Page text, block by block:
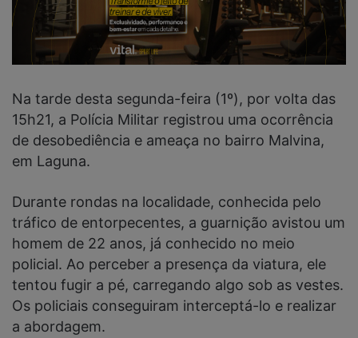
Na tarde desta segunda-feira (1º), por volta das
15h21, a Polícia Militar registrou uma ocorrência
de desobediência e ameaça no bairro Malvina,
em Laguna.
Durante rondas na localidade, conhecida pelo
tráfico de entorpecentes, a guarnição avistou um
homem de 22 anos, já conhecido no meio
policial. Ao perceber a presença da viatura, ele
tentou fugir a pé, carregando algo sob as vestes.
Os policiais conseguiram interceptá-lo e realizar
a abordagem.